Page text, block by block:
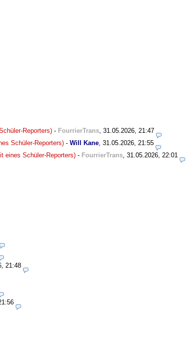
Reporters) - FourrierTrans 31.05.2026, 21:47
Schüler-Reporters) - Will Kane 31.05.2026, 21:55
eines Schüler-Reporters) - FourrierTrans 31.05.2026, 22:01
21:48